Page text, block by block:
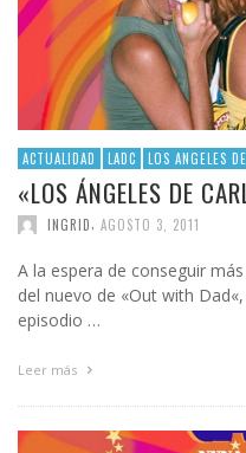
ACTUALIDAD LADC LOS ANGELES
«LOS ÁNGELES DE
INGRID AGOSTO 3, 2011
A la espera de conseguir
del nuevo de «Out with
episodio …
Leer más